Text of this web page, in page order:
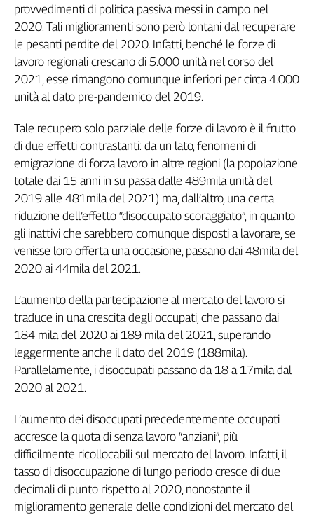
provvedimenti di politica passiva messi in campo nel
2020. Tali miglioramenti sono però lontani dal recuperare
le pesanti perdite del 2020. Infatti, benché le forze di
lavoro regionali crescano di 5.000 unità nel corso del
2021, esse rimangono comunque inferiori per circa 4.000
unità al dato pre-pandemico del 2019.
Tale recupero solo parziale delle forze di lavoro è il frutto
di due effetti contrastanti: da un lato, fenomeni di
emigrazione di forza lavoro in altre regioni (la popolazione
totale dai 15 anni in su passa dalle 489mila unità del
2019 alle 481mila del 2021) ma, dall’altro, una certa
riduzione dell’effetto “disoccupato scoraggiato”, in quanto
gli inattivi che sarebbero comunque disposti a lavorare, se
venisse loro offerta una occasione, passano dai 48mila del
2020 ai 44mila del 2021.
L’aumento della partecipazione al mercato del lavoro si
traduce in una crescita degli occupati, che passano dai
184 mila del 2020 ai 189 mila del 2021, superando
leggermente anche il dato del 2019 (188mila).
Parallelamente, i disoccupati passano da 18 a 17mila dal
2020 al 2021.
L’aumento dei disoccupati precedentemente occupati
accresce la quota di senza lavoro “anziani”, più
difficilmente ricollocabili sul mercato del lavoro. Infatti, il
tasso di disoccupazione di lungo periodo cresce di due
decimali di punto rispetto al 2020, nonostante il
miglioramento generale delle condizioni del mercato del